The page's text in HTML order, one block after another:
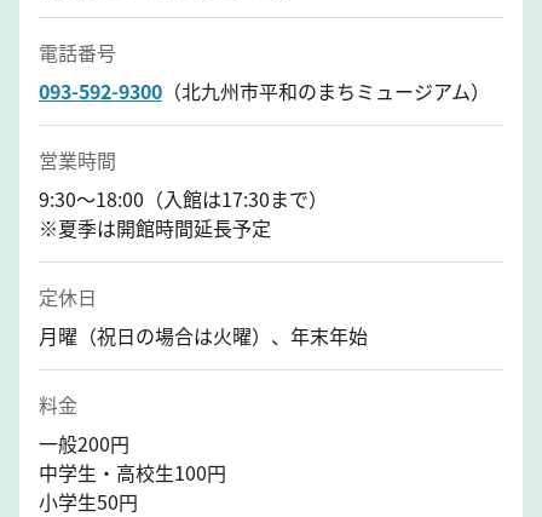
電話番号
093-592-9300 （北九州市平和のまちミュージアム）
営業時間
9:30～18:00（入館は17:30まで）
※夏季は開館時間延長予定
定休日
月曜（祝日の場合は火曜）、年末年始
料金
一般200円
中学生・高校生100円
小学生50円